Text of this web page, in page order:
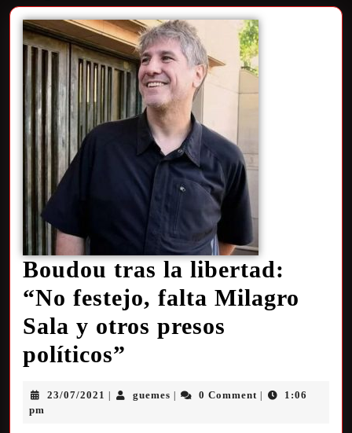
Boudou tras la libertad:
“No festejo, falta Milagro
Sala y otros presos
políticos”
23/07/2021 guemes 0 Comment
1:06
pm